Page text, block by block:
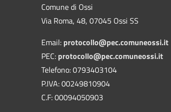
Comune di Ossi
Via Roma, 48, 07045 Ossi SS
Email: protocollo@pec.comuneossi.it
PEC: protocollo@pec.comuneossi.it
Telefono: 0793403104
P.IVA: 00249810904
C.F: 00094050903